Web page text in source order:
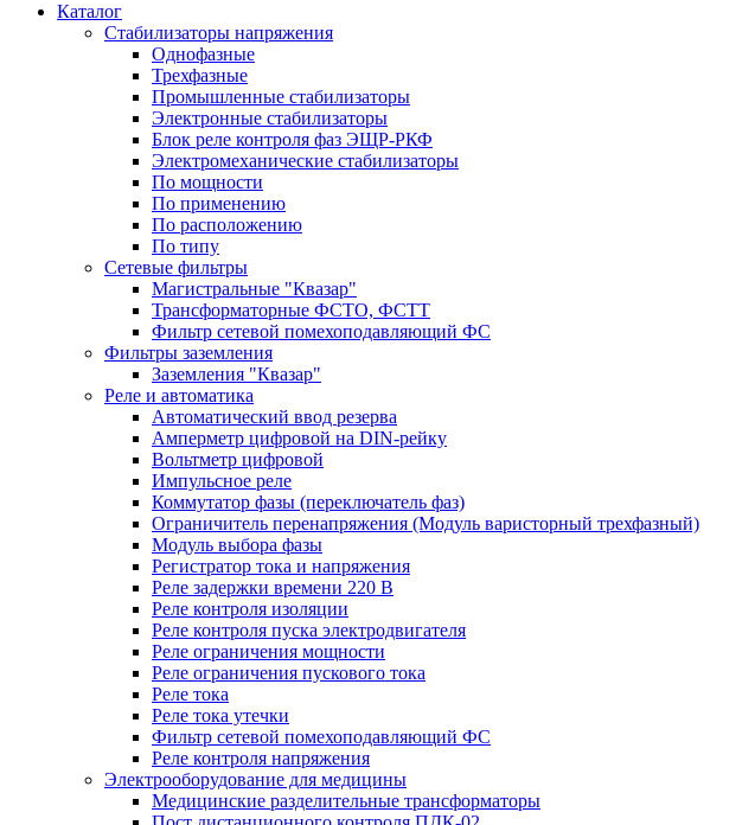
Каталог
Стабилизаторы напряжения
Однофазные
Трехфазные
Промышленные стабилизаторы
Электронные стабилизаторы
Блок реле контроля фаз ЭЩР-РКФ
Электромеханические стабилизаторы
По мощности
По применению
По расположению
По типу
Сетевые фильтры
Магистральные "Квазар"
Трансформаторные ФСТО, ФСТТ
Фильтр сетевой помехоподавляющий ФС
Фильтры заземления
Заземления "Квазар"
Реле и автоматика
Автоматический ввод резерва
Амперметр цифровой на DIN-рейку
Вольтметр цифровой
Импульсное реле
Коммутатор фазы (переключатель фаз)
Ограничитель перенапряжения (Модуль варисторный трехфазный)
Модуль выбора фазы
Регистратор тока и напряжения
Реле задержки времени 220 В
Реле контроля изоляции
Реле контроля пуска электродвигателя
Реле ограничения мощности
Реле ограничения пускового тока
Реле тока
Реле тока утечки
Фильтр сетевой помехоподавляющий ФС
Реле контроля напряжения
Электрооборудование для медицины
Медицинские разделительные трансформаторы